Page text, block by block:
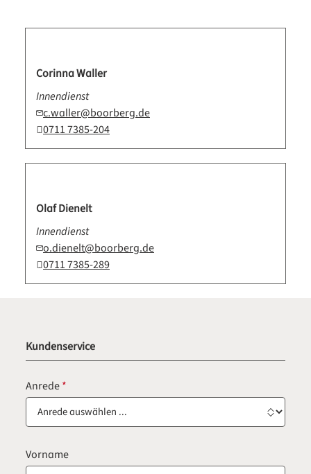
Corinna Waller
Innendienst
c.waller@boorberg.de
0711 7385-204
Olaf Dienelt
Innendienst
o.dienelt@boorberg.de
0711 7385-289
Kundenservice
Anrede*
Vorname